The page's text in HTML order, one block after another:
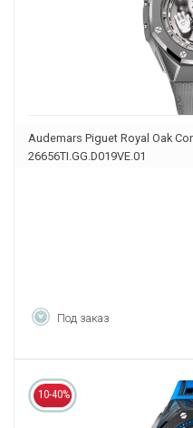
Audemars Piguet Royal Oak
26656TI.GG.D019VE.01
Под заказ
10-40%